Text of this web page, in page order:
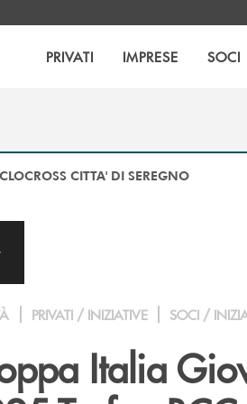
PRIVATI IMPRESE SOCI
CITTA' DI SEREGNO
PRIVATI / INIZIATIVE SOCI /
Italia